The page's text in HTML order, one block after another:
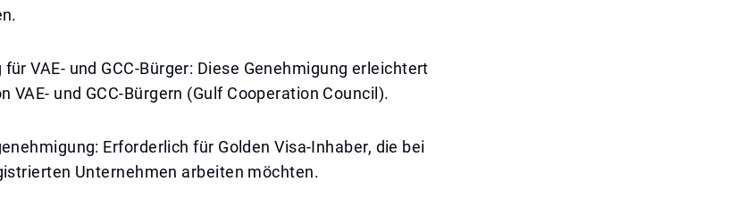
VAE- und GCC-Bürger: Diese Genehmigung erleichtert
VAE- und GCC-Bürgern (Gulf Cooperation Council).
Erforderlich für Golden Visa-Inhaber, die bei
Unternehmen arbeiten möchten.